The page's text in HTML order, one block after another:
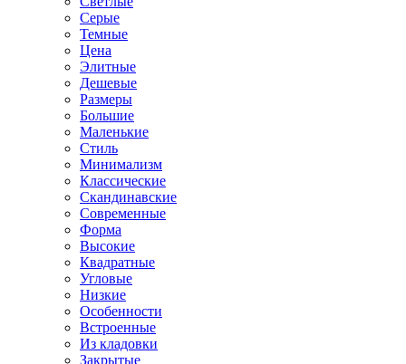
Серые
Темные
Цена
Элитные
Дешевые
Размеры
Большие
Маленькие
Стиль
Минимализм
Классические
Скандинавские
Современные
Форма
Высокие
Квадратные
Угловые
Низкие
Особенности
Встроенные
Из кладовки
Закрытые